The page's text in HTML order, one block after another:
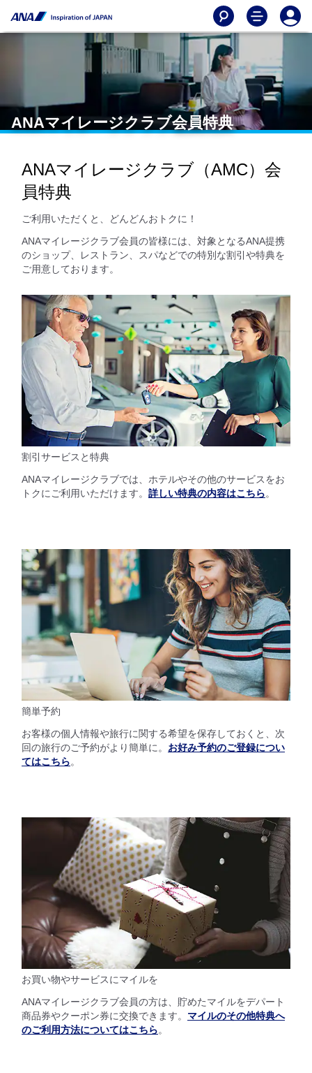
ANAマイレージクラブ会員特典
ANAマイレージクラブ（AMC）会
員特典
ご利用いただくと、どんどんおトクに！
ANAマイレージクラブ会員の皆様には、対象となるANA提携
のショップ、レストラン、スパなどでの特別な割引や特典を
ご用意しております。
割引サービスと特典
ANAマイレージクラブでは、ホテルやその他のサービスをお
トクにご利用いただけます。 詳しい特典の内容はこちら。
簡単予約
お客様の個人情報や旅行に関する希望を保存しておくと、次
回の旅行のご予約がより簡単に。 お好み予約のご登録につい
てはこちら。
お買い物やサービスにマイルを
ANAマイレージクラブ会員の方は、貯めたマイルをデパート
商品券やクーポン券に交換できます。 マイルのその他特典へ
のご利用方法についてはこちら。